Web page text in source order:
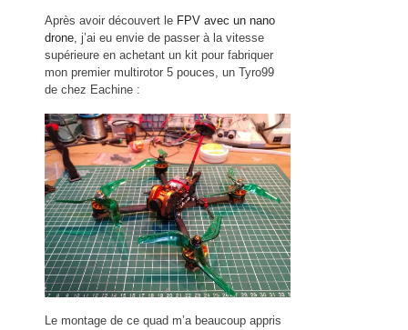
Après avoir découvert le FPV avec un nano
drone, j’ai eu envie de passer à la vitesse
supérieure en achetant un kit pour fabriquer
mon premier multirotor 5 pouces, un Tyro99
de chez Eachine :
Le montage de ce quad m’a beaucoup appris